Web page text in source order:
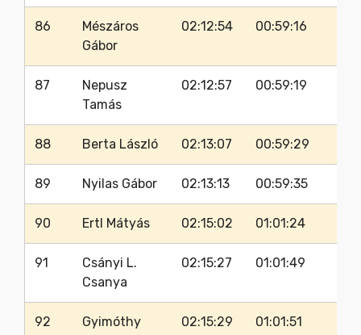
86
Mészáros
Gábor
02:12:54 00:59:16
87
Nepusz
Tamás
02:12:57 00:59:19
88 Berta László 02:13:07 00:59:29
89 Nyilas Gábor 02:13:13 00:59:35
90 Ertl Mátyás 02:15:02 01:01:24
91
Csányi L.
Csanya
02:15:27 01:01:49
92
Gyimóthy
02:15:29 01:01:51